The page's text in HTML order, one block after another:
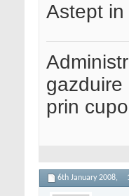
Astept
prin
6th January 2008,